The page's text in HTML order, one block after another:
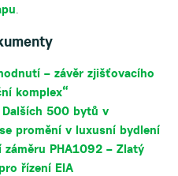
.
– závěr zjišťovacího
komplex“
Dalších 500 bytů v
promění v luxusní bydlení
záměru PHA1092 – Zlatý
řízení EIA